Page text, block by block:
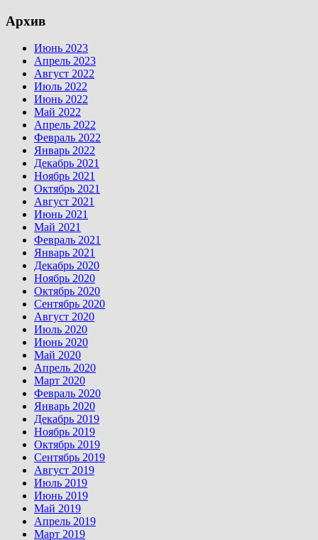
Архив
Июнь 2023
Апрель 2023
Август 2022
Июль 2022
Июнь 2022
Май 2022
Апрель 2022
Февраль 2022
Январь 2022
Декабрь 2021
Ноябрь 2021
Октябрь 2021
Август 2021
Июнь 2021
Май 2021
Февраль 2021
Январь 2021
Декабрь 2020
Ноябрь 2020
Октябрь 2020
Сентябрь 2020
Август 2020
Июль 2020
Июнь 2020
Май 2020
Апрель 2020
Март 2020
Февраль 2020
Январь 2020
Декабрь 2019
Ноябрь 2019
Октябрь 2019
Сентябрь 2019
Август 2019
Июль 2019
Июнь 2019
Май 2019
Апрель 2019
Март 2019